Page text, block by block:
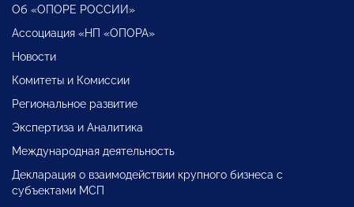
Об «ОПОРЕ РОССИИ»
Ассоциация «НП «ОПОРА»
Новости
Комитеты и Комиссии
Региональное развитие
Экспертиза и Аналитика
Международная деятельность
Декларация о взаимодействии крупного бизнеса с
субъектами МСП